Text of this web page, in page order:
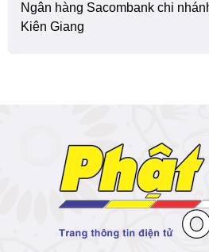
Ngân hàng Sacombank chi
Kiên Giang